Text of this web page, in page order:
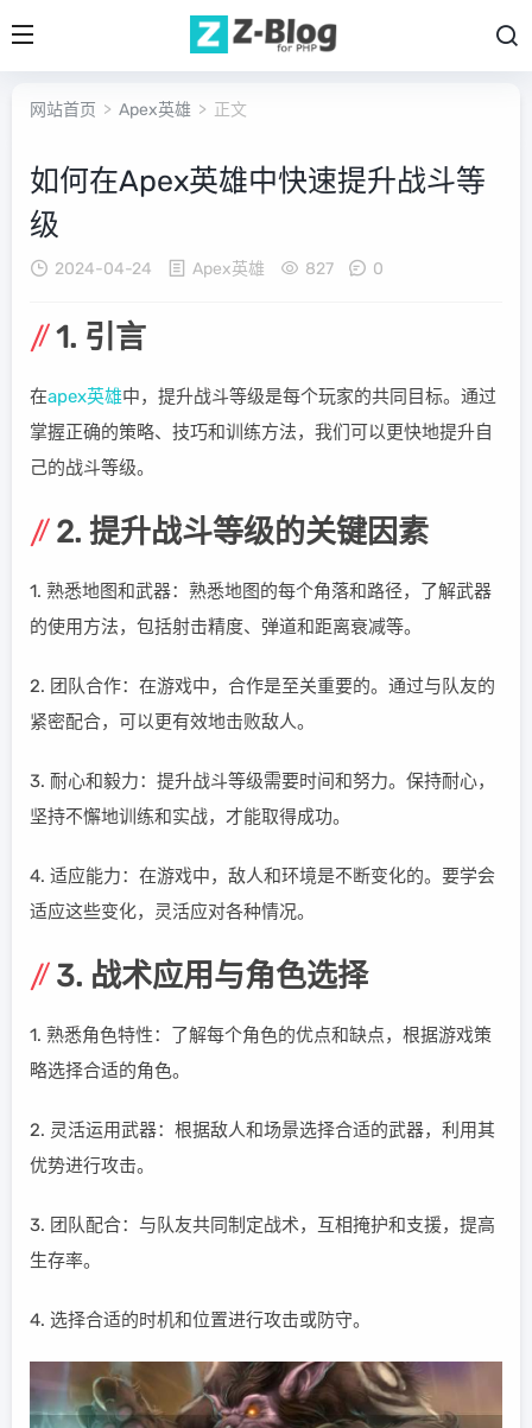
网站首页 > Apex英雄 > 正文
如何在Apex英雄中快速提升战斗等
级
2024-04-24 Apex英雄 827 0
1. 引言
在apex英雄中，提升战斗等级是每个玩家的共同目标。通过
掌握正确的策略、技巧和训练方法，我们可以更快地提升自
己的战斗等级。
2. 提升战斗等级的关键因素
1. 熟悉地图和武器：熟悉地图的每个角落和路径，了解武器
的使用方法，包括射击精度、弹道和距离衰减等。
2. 团队合作：在游戏中，合作是至关重要的。通过与队友的
紧密配合，可以更有效地击败敌人。
3. 耐心和毅力：提升战斗等级需要时间和努力。保持耐心，
坚持不懈地训练和实战，才能取得成功。
4. 适应能力：在游戏中，敌人和环境是不断变化的。要学会
适应这些变化，灵活应对各种情况。
3. 战术应用与角色选择
1. 熟悉角色特性：了解每个角色的优点和缺点，根据游戏策
略选择合适的角色。
2. 灵活运用武器：根据敌人和场景选择合适的武器，利用其
优势进行攻击。
3. 团队配合：与队友共同制定战术，互相掩护和支援，提高
生存率。
4. 选择合适的时机和位置进行攻击或防守。